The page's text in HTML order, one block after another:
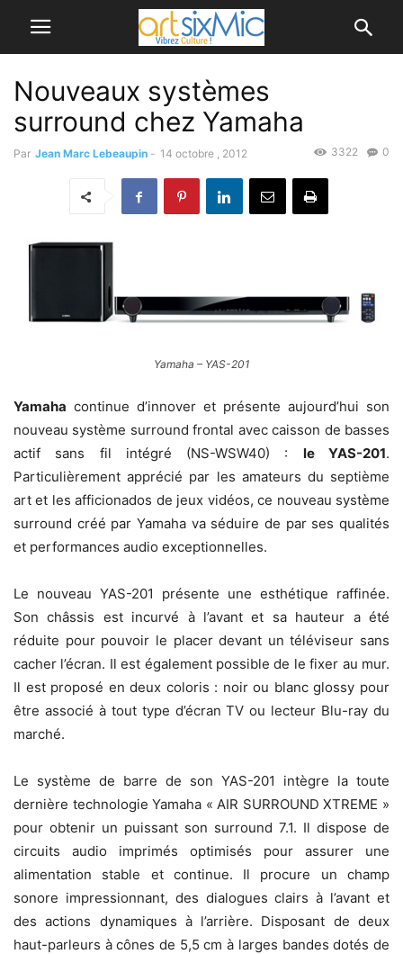
Nouveaux systèmes
surround chez Yamaha
Par Jean Marc Lebeaupin - 14 octobre , 2012 0
3322
Yamaha – YAS-201
Yamaha continue d’innover et présente aujourd’hui son
nouveau système surround frontal avec caisson de basses
actif sans fil intégré (NS-WSW40) : le YAS-201.
Particulièrement apprécié par les amateurs du septième
art et les afficionados de jeux vidéos, ce nouveau système
surround créé par Yamaha va séduire de par ses qualités
et performances audio exceptionnelles.
Le nouveau YAS-201 présente une esthétique raffinée.
Son châssis est incurvé à l’avant et sa hauteur a été
réduite pour pouvoir le placer devant un téléviseur sans
cacher l’écran. Il est également possible de le fixer au mur.
Il est proposé en deux coloris : noir ou blanc glossy pour
être associé à tout type d’écran TV ou lecteur Blu-ray du
marché.
Le système de barre de son YAS-201 intègre la toute
dernière technologie Yamaha « AIR SURROUND XTREME »
pour obtenir un puissant son surround 7.1. Il dispose de
circuits audio imprimés optimisés pour assurer une
alimentation stable et continue. Il procure un champ
sonore impressionnant, des dialogues clairs à l’avant et
des actions dynamiques à l’arrière. Disposant de deux
haut-parleurs à cônes de 5,5 cm à larges bandes dotés de